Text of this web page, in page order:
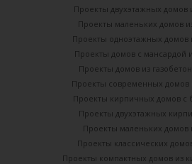
Проекты двухэтажных домов
Проекты маленьких домов
Проекты одноэтажных домов
Проекты домов с мансардой
Проекты домов из
Проекты современных домов
Проекты кирпичных домов с
Проекты двухэтажных
Проекты маленьких домов
Проекты классических
Проекты компактных домов из